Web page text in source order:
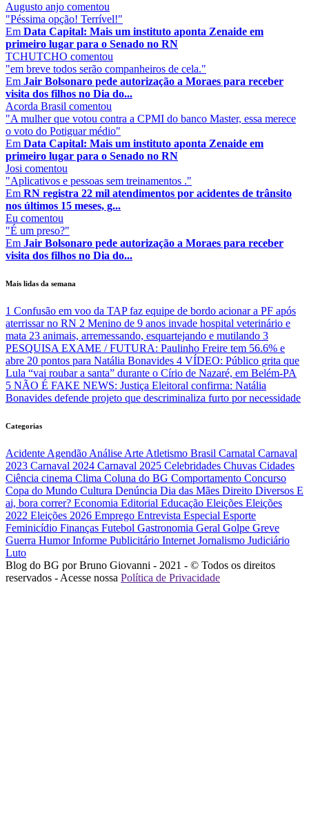
Augusto anjo comentou
"Péssima opção! Terrível!"
Em Data Capital: Mais um instituto aponta Zenaide em
primeiro lugar para o Senado no RN
TCHUTCHO comentou
"em breve todos serão companheiros de cela."
Em Jair Bolsonaro pede autorização a Moraes para receber
visita dos filhos no Dia do...
Acorda Brasil comentou
"A mulher que votou contra a CPMI do banco Master, essa merece
o voto do Potiguar médio"
Em Data Capital: Mais um instituto aponta Zenaide em
primeiro lugar para o Senado no RN
Josi comentou
"Aplicativos e pessoas sem treinamentos ."
Em RN registra 22 mil atendimentos por acidentes de trânsito
nos últimos 15 meses, g...
Eu comentou
"É um preso?"
Em Jair Bolsonaro pede autorização a Moraes para receber
visita dos filhos no Dia do...
Mais lidas da semana
1 Confusão em voo da TAP faz equipe de bordo acionar a PF após
aterrissar no RN 2 Menino de 9 anos invade hospital veterinário e
mata 23 animais, arremessando, esquartejando e mutilando 3
PESQUISA EXAME / FUTURA: Paulinho Freire tem 56.6% e
abre 20 pontos para Natália Bonavides 4 VÍDEO: Público grita que
Lula “vai roubar a santa” durante o Círio de Nazaré, em Belém-PA
5 NÃO É FAKE NEWS: Justiça Eleitoral confirma: Natália
Bonavides defende projeto que descriminaliza furto por necessidade
Categorias
Acidente Agendão Análise Arte Atletismo Brasil Carnatal Carnaval
2023 Carnaval 2024 Carnaval 2025 Celebridades Chuvas Cidades
Ciência cinema Clima Coluna do BG Comportamento Concurso
Copa do Mundo Cultura Denúncia Dia das Mães Direito Diversos E
ai, bora correr? Economia Editorial Educação Eleições Eleições
2022 Eleições 2026 Emprego Entrevista Especial Esporte
Feminicídio Finanças Futebol Gastronomia Geral Golpe Greve
Guerra HumorInforme Publicitário Internet Jornalismo Judiciário
Luto
Blog do BG por Bruno Giovanni - 2021 - © Todos os direitos
reservados - Acesse nossa Política de Privacidade